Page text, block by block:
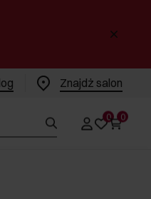
Znajdż salon
0 0